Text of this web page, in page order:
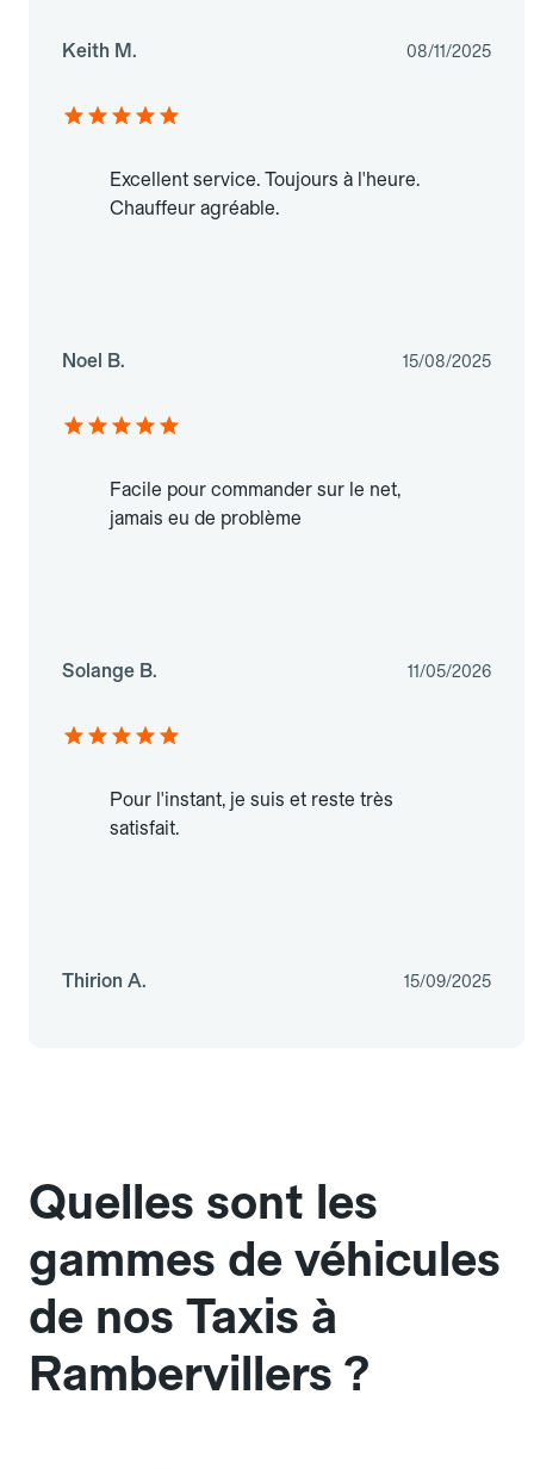
Keith M. 08/11/2025
Excellent service. Toujours à l'heure.
Chauffeur agréable.
Noel B. 15/08/2025
Facile pour commander sur le net,
jamais eu de problème
Solange B. 11/05/2026
Pour l'instant, je suis et reste très
satisfait.
Thirion A. 15/09/2025
Quelles sont les
gammes de véhicules
de nos Taxis à
Rambervillers ?